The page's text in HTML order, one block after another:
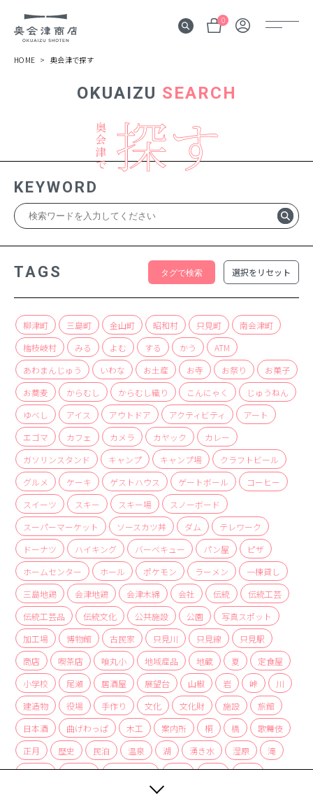
0
伝言板
みる
よむ
記事
する
体験
かう
商品
検索
ABOUT
相談窓口
アクセス
お問い合わせ
OKUAIZU SEARCH
HOME 奥会津で探す
KEYWORD
TAGS 選択をリセット
柳津町 三島町 金山町 昭和村 只見町
南会津町
檜枝岐村
みる よむ する かう
ATM
あわまんじゅう
いわな お土産 お寺 お祭り
お菓子
お蕎麦
からむし からむし織り こんにゃく
じゅうねん
ゆべし
アイス アウトドア アクティビティ
アート
エゴマ
カフェ カメラ カヤック
カレー
ガソリンスタンド
キャンプ キャンプ場
クラフトビール
グルメ
ケーキ ゲストハウス ゲートボール
コーヒー
スイーツ
スキー スキー場
スノーボード
スーパーマーケット
ソースカツ丼 ダム
テレワーク
ドーナツ
ハイキング バーベキュー パン屋
ピザ
ホームセンター
ホール ポケモン ラーメン
一棟貸し
三島地鶏
会津地鶏 会津木綿 会社 伝統
伝統工芸
伝統工芸品
伝統文化 公共施設 公園
写真スポット
加工場
博物館 古民家 只見川 只見線
只見駅
商店
喫茶店 喰丸小 地域産品 地蔵 夏
定食屋
小学校
尾瀬 居酒屋 展望台 山椒 岩 峠
川
建造物
役場 手作り 文化 文化財 施設
旅館
日本酒
曲げわっぱ 木工 案内所 桐 橋
歌舞伎
正月
歴史 民泊 温泉 湖 湧き水 湿原
滝
炭酸水
炭酸泉 無人販売所 着物 神社
紅茶
編み組み細工